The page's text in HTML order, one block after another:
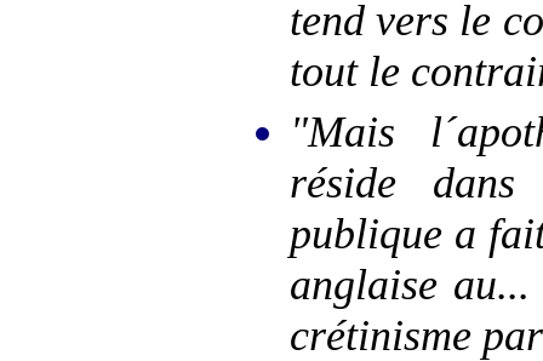
tend vers le
tout le
"Mais
réside dans
publique a
anglaise
crétinisme